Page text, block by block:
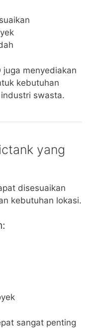
juga menyediakan
kebutuhan
swasta.
yang
disesuaikan
kebutuhan lokasi.
sangat penting